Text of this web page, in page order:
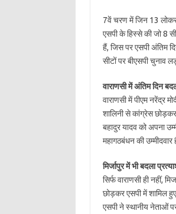
7वें चरण में जिन 13
एसपी के हिस्से की जो 8
हैं, जिस पर एसपी अंतिम
सीटों पर बीएसपी चुनाव
वाराणसी में अंतिम दिन
वाराणसी में पीएम नरेंद्र
शालिनी से कांग्रेस
बहादुर यादव को अपना
महागठबंधन की
मिर्जापुर में भी बदला
सिर्फ वाराणसी ही नहीं,
छोड़कर एसपी में शामिल हुए
एसपी ने स्थानीय नेताओं